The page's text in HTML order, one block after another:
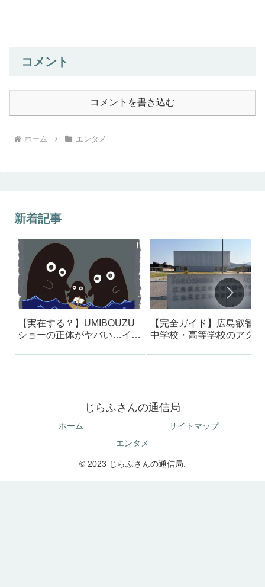
コメント
コメントを書き込む
ホーム エンタメ
新着記事
【実在する？】UMIBOUZU
ショーの正体がヤバい…イン
【完全ガイド】広島叡智
中学校・高等学校のアク
じらふさんの通信局
ホーム
サイトマップ
エンタメ
© 2023 じらふさんの通信局.